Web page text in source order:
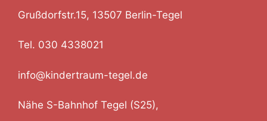
Grußdorfstr.15, 13507 Berlin-Tegel
Tel. 030 4338021
info@kindertraum-tegel.de
Nähe S-Bahnhof Tegel (S25),